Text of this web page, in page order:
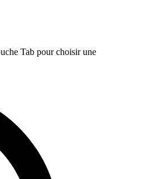
Tab pour choisir une